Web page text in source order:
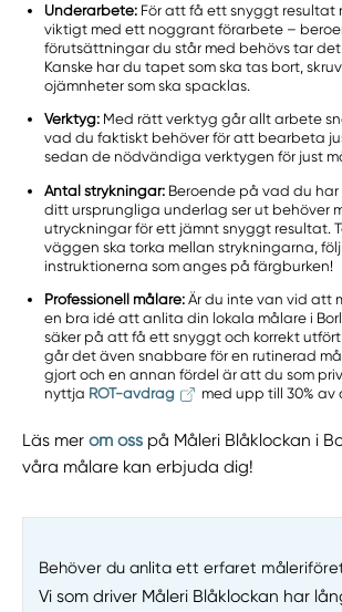
Underarbete: För att få ett snyggt resultat
viktigt med ett noggrant förarbete –
förutsättningar du står med behövs tar
Kanske har du tapet som ska tas bort,
ojämnheter som ska spacklas.
Verktyg: Med rätt verktyg går allt arbete
vad du faktiskt behöver för att bearbeta
sedan de nödvändiga verktygen för just
Antal strykningar: Beroende på vad du har
ditt ursprungliga underlag ser ut behöver
utryckningar för ett jämnt snyggt resultat.
väggen ska torka mellan strykningarna,
instruktionerna som anges på färgburken!
Professionell målare: Är du inte van vid att
en bra idé att anlita din lokala målare i
säker på att få ett snyggt och korrekt
går det även snabbare för en rutinerad
gjort och en annan fördel är att du som
nyttja ROT-avdrag med upp till 30%
Läs merom oss på Måleri Blåklockan i
våra målare kan erbjuda dig!
Behöver du anlita ett erfaret
Vi som driver Måleri Blåklockan har